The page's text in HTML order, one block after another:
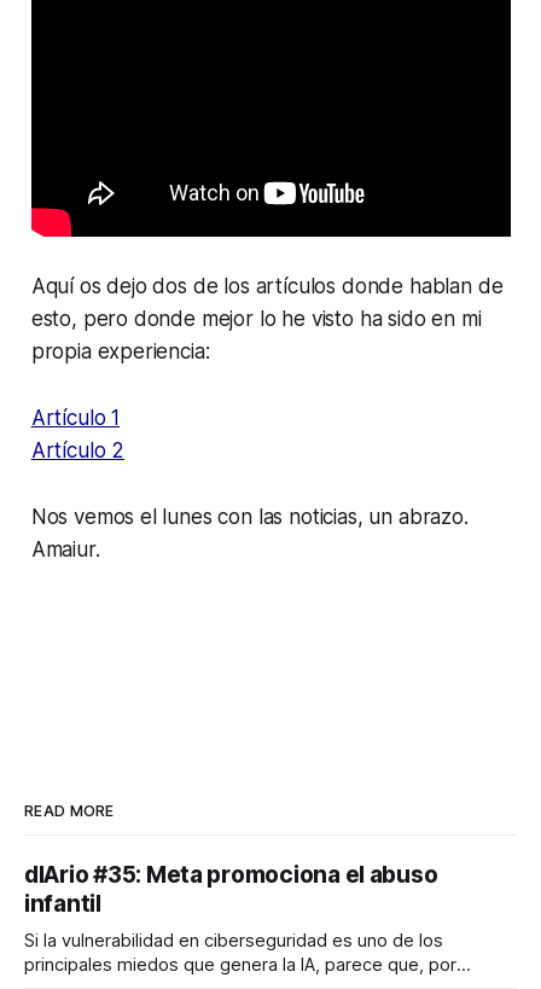
Aquí os dejo dos de los artículos donde hablan de
esto, pero donde mejor lo he visto ha sido en mi
propia experiencia:
Artículo 1
Artículo 2
Nos vemos el lunes con las noticias, un abrazo.
Amaiur.
READ MORE
dIArio #35: Meta promociona el abuso
infantil
Si la vulnerabilidad en ciberseguridad es uno de los
principales miedos que genera la IA, parece que, por